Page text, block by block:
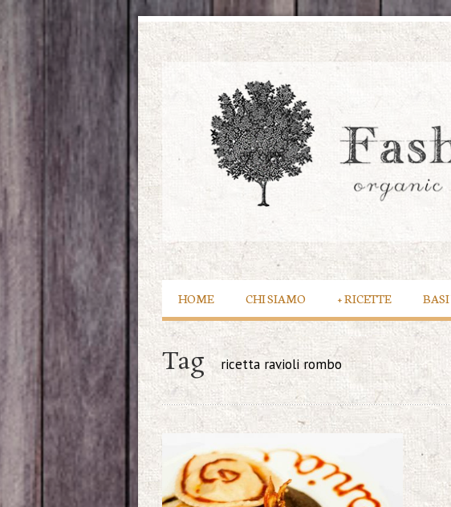
HOME CHI SIAMO RICETTE
+ BASI
Tag ricetta ravioli rombo